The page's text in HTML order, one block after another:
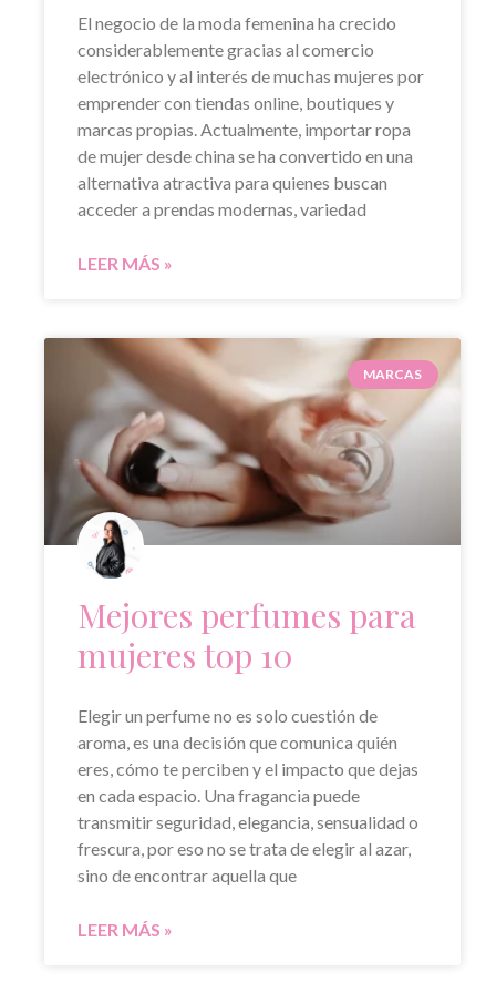
El negocio de la moda femenina ha crecido
considerablemente gracias al comercio
electrónico y al interés de muchas mujeres por
emprender con tiendas online, boutiques y
marcas propias. Actualmente, importar ropa
de mujer desde china se ha convertido en una
alternativa atractiva para quienes buscan
acceder a prendas modernas, variedad
LEER MÁS »
MARCAS
Mejores perfumes para
mujeres top 10
Elegir un perfume no es solo cuestión de
aroma, es una decisión que comunica quién
eres, cómo te perciben y el impacto que dejas
en cada espacio. Una fragancia puede
transmitir seguridad, elegancia, sensualidad o
frescura, por eso no se trata de elegir al azar,
sino de encontrar aquella que
LEER MÁS »